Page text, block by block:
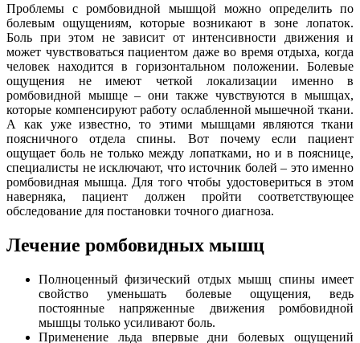
Проблемы с ромбовидной мышцой можно определить по
болевым ощущениям, которые возникают в зоне лопаток.
Боль при этом не зависит от интенсивности движения и
может чувствоваться пациентом даже во время отдыха, когда
человек находится в горизонтальном положении. Болевые
ощущения не имеют четкой локализации именно в
ромбовидной мышце – они также чувствуются в мышцах,
которые компенсируют работу ослабленной мышечной ткани.
А как уже известно, то этими мышцами являются ткани
поясничного отдела спины. Вот почему если пациент
ощущает боль не только между лопатками, но и в пояснице,
специалисты не исключают, что источник болей – это именно
ромбовидная мышца. Для того чтобы удостовериться в этом
наверняка, пациент должен пройти соответствующее
обследование для постановки точного диагноза.
Лечение ромбовидных мышц
Полноценный физический отдых мышц спины имеет
свойство уменьшать болевые ощущения, ведь
постоянные напряженные движения ромбовидной
мышцы только усиливают боль.
Применение льда впервые дни болевых ощущений